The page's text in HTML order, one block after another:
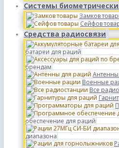
Системы
Замков
Сейфов
Средства радиосвязи
батареи для раций
брендам
Военные
Все
обеспечение для раций
диапазона